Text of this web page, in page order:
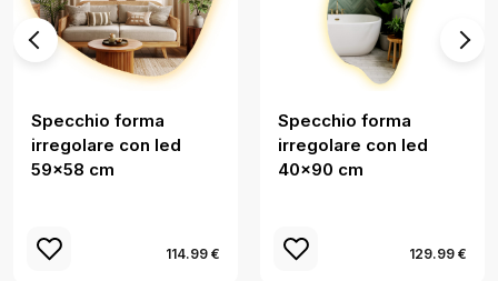
Specchio forma
irregolare con led
59x58 cm
114.99 €
Specchio forma
irregolare con led
40x90 cm
129.99 €